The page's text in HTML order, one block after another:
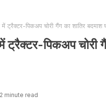
पिकअप चोरी गैंग का शातिर बदमाश
पिकअप चोरी
2 minute read